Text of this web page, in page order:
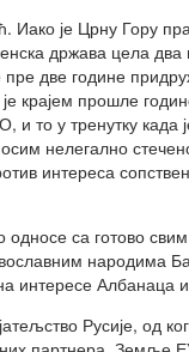
Иако је Црну Гору
држава цела
две године
крајем прошле
то у тренутку када
нелегално
интереса
са готово
народима
интересе Албанаца
Русије, од